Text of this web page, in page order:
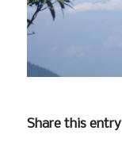
Share this entry